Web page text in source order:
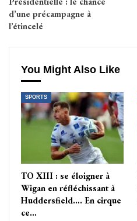
d’une précampagne à
l’étincelé
You Might Also Like
SPORTS
TO XIII : se éloigner à
Wigan en réfléchissant à
Huddersfield…. En cirque
ce…